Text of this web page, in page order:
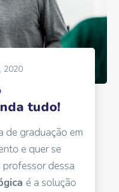
2020
tudo!
de graduação em
e quer se
dessa
é a solução